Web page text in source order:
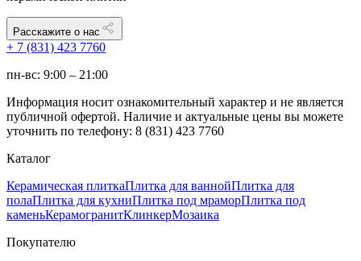
Расскажите о нас
+ 7 (831) 423 7760
пн-вс: 9:00 – 21:00
Информация носит ознакомительный характер и не является
публичной офертой. Наличие и актуальные цены вы можете
уточнить по телефону: 8 (831) 423 7760
Каталог
Керамическая плиткаПлитка для ваннойПлитка для
полаПлитка для кухниПлитка под мраморПлитка под
каменьКерамогранитКлинкерМозаика
Покупателю